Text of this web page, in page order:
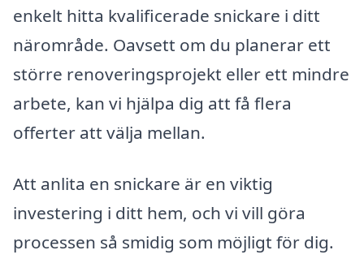
enkelt hitta kvalificerade snickare i ditt
närområde. Oavsett om du planerar ett
större renoveringsprojekt eller ett mindre
arbete, kan vi hjälpa dig att få flera
offerter att välja mellan.
Att anlita en snickare är en viktig
investering i ditt hem, och vi vill göra
processen så smidig som möjligt för dig.